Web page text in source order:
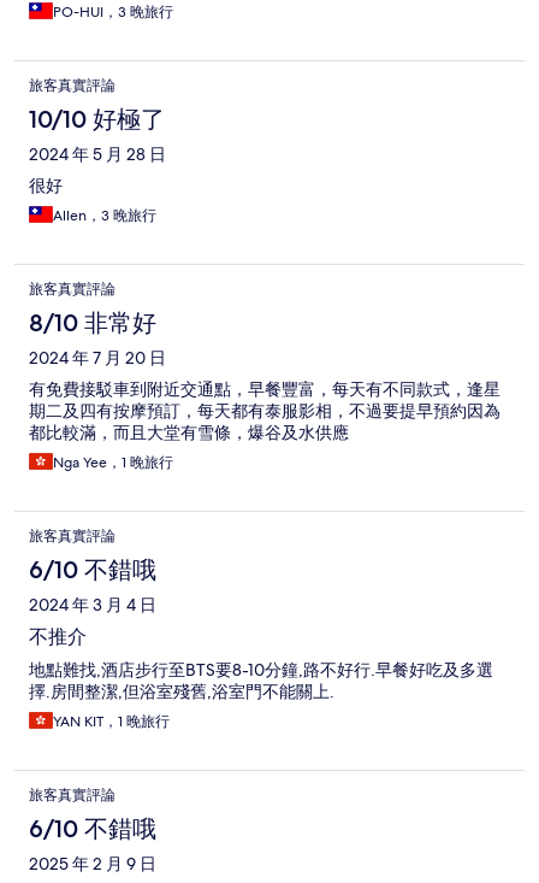
PO-HUI，3 晚旅行
旅客真實評論
10/10 好極了
2024 年 5 月 28 日
很好
Allen，3 晚旅行
旅客真實評論
8/10 非常好
2024 年 7 月 20 日
有免費接駁車到附近交通點，早餐豐富，每天有不同款式，逢星
期二及四有按摩預訂，每天都有泰服影相，不過要提早預約因為
都比較滿，而且大堂有雪條，爆谷及水供應
Nga Yee，1 晚旅行
旅客真實評論
6/10 不錯哦
2024 年 3 月 4 日
不推介
地點難找,酒店步行至BTS要8-10分鐘,路不好行.早餐好吃及多選
擇.房間整潔,但浴室殘舊,浴室門不能關上.
YAN KIT，1 晚旅行
旅客真實評論
6/10 不錯哦
2025 年 2 月 9 日